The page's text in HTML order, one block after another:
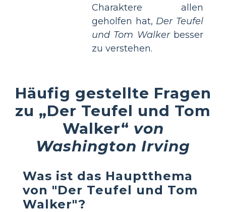
Charaktere allen
geholfen hat, Der Teufel
und Tom Walkerbesser
zu verstehen.
Häufig gestellte Fragen
zu „Der Teufel und Tom
Walker“ von
Washington Irving
Was ist das Hauptthema
von "Der Teufel und Tom
Walker"?